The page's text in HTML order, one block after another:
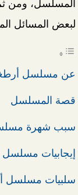
المسلسل، ومن ثم
لبعض المسائل
عن مسلسل
قصة المسلسل
سبب شهرة
إيجابيات
سلبيات مسلسل